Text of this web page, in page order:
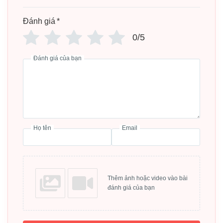
Đánh giá *
0/5
Đánh giá của bạn
Họ tên Email
Thêm ảnh hoặc video vào bài
đánh giá của bạn